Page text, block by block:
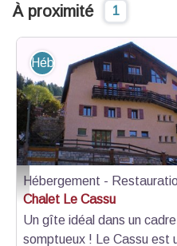
À proximité 1
Le Chalet au Roux d'Abriès
Hébergement -
Hébergement -
Chalet Le Cassu
Un gîte idéal dans un cadre
somptueux ! Le Cassu est